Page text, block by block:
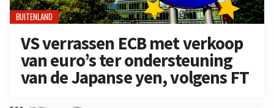
BUITENLAND
VS verrassen ECB met verkoop
van euro’s ter ondersteuning
van de Japanse yen, volgens FT